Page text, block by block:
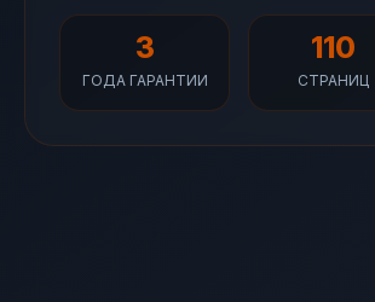
3
ГОДА ГАРАНТИИ
110
СТРАНИЦ